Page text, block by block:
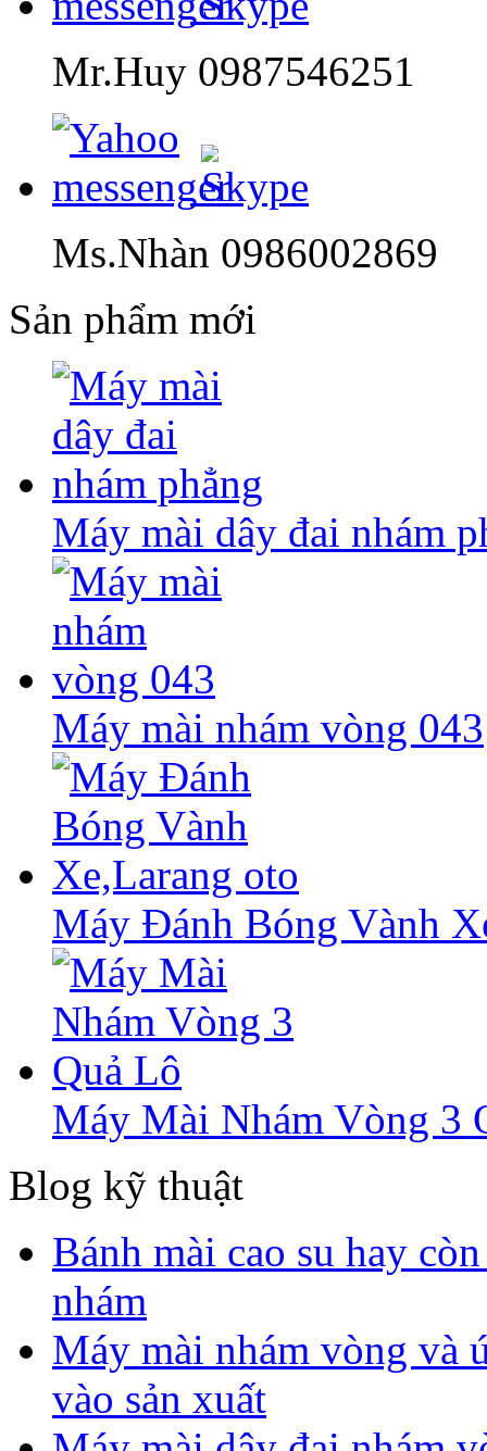
Mr.Huy 0987546251
Ms.Nhàn 0986002869
Sản phẩm mới
Máy mài dây đai nhám
Máy mài nhám vòng 043
Máy Đánh Bóng Vành
Máy Mài Nhám Vòng 3
Blog kỹ thuật
Bánh mài cao su hay
nhám
Máy mài nhám vòng và
vào sản xuất